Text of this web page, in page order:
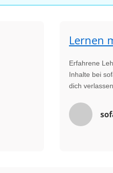
Lernen
Erfahrene
Inhalte bei
dich